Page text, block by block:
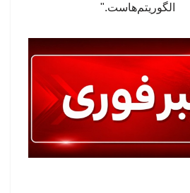
الگوریتم‌هاست."